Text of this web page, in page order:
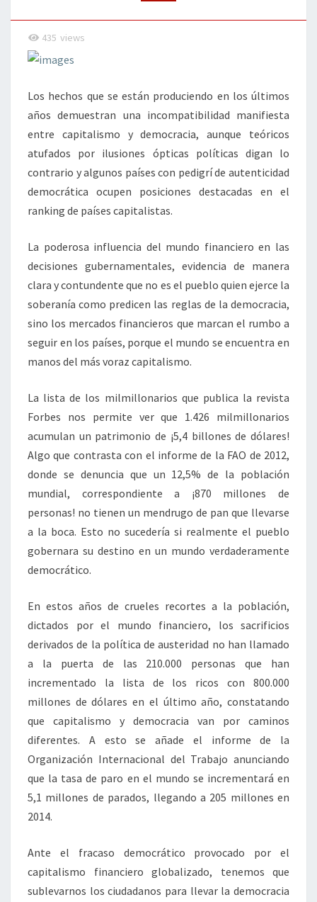
435 views
Los hechos que se están produciendo en los últimos
años demuestran una incompatibilidad manifiesta
entre capitalismo y democracia, aunque teóricos
atufados por ilusiones ópticas políticas digan lo
contrario y algunos países con pedigrí de autenticidad
democrática ocupen posiciones destacadas en el
ranking de países capitalistas.
La poderosa influencia del mundo financiero en las
decisiones gubernamentales, evidencia de manera
clara y contundente que no es el pueblo quien ejerce la
soberanía como predicen las reglas de la democracia,
sino los mercados financieros que marcan el rumbo a
seguir en los países, porque el mundo se encuentra en
manos del más voraz capitalismo.
La lista de los milmillonarios que publica la revista
Forbes nos permite ver que 1.426 milmillonarios
acumulan un patrimonio de ¡5,4 billones de dólares!
Algo que contrasta con el informe de la FAO de 2012,
donde se denuncia que un 12,5% de la población
mundial, correspondiente a ¡870 millones de
personas! no tienen un mendrugo de pan que llevarse
a la boca. Esto no sucedería si realmente el pueblo
gobernara su destino en un mundo verdaderamente
democrático.
En estos años de crueles recortes a la población,
dictados por el mundo financiero, los sacrificios
derivados de la política de austeridad no han llamado
a la puerta de las 210.000 personas que han
incrementado la lista de los ricos con 800.000
millones de dólares en el último año, constatando
que capitalismo y democracia van por caminos
diferentes. A esto se añade el informe de la
Organización Internacional del Trabajo anunciando
que la tasa de paro en el mundo se incrementará en
5,1 millones de parados, llegando a 205 millones en
2014.
Ante el fracaso democrático provocado por el
capitalismo financiero globalizado, tenemos que
sublevarnos los ciudadanos para llevar la democracia